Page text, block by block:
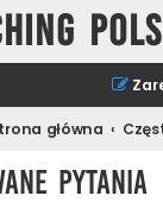
główna
pytania